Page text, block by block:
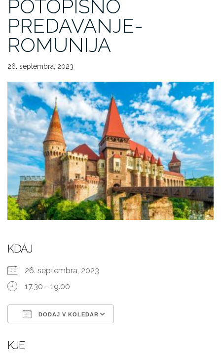
POTOPISNO
PREDAVANJE-
ROMUNIJA
26. septembra, 2023
KDAJ
26. septembra, 2023
17.30 - 19.00
DODAJ V KOLEDAR
KJE